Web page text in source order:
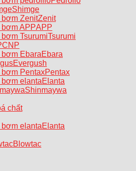
Shimge
Zenit
APP
Tsurumi
CNP
Ebara
Evergush
Pentax
Elanta
Shinmaywa
chất
Elanta
Blowtac